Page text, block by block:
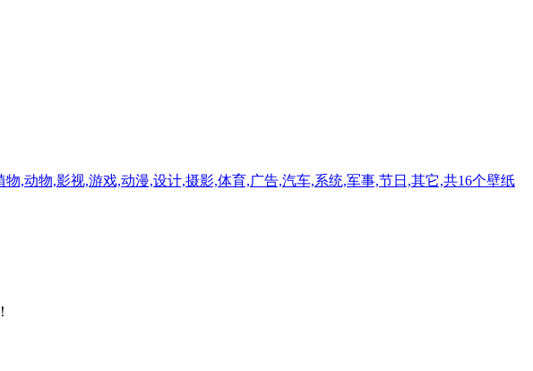
,动物,影视,游戏,动漫,设计,摄影,体育,广告,汽车,系统,军事,节日,其它,共16个壁纸